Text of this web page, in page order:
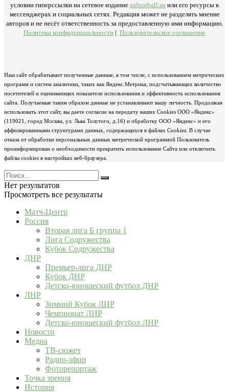
условии гиперссылки на сетевое издание zafootball.su или его ресурсы в
мессенджерах и социальных сетях. Редакция может не разделять мнение
авторов и не несёт ответственность за предоставленную ими информацию.
Политика конфиденциальности | Пользовательское соглашение
Наш сайт обрабатывает полученные данные, в том числе, с использованием метрических
программ и систем аналитики, таких как Яндекс.Метрика, подсчитывающих количество
посетителей и оценивающих показатели использования и эффективность использования
сайта. Получаемые таким образом данные не устанавливают вашу личность. Продолжая
использовать этот сайт, вы даете согласие на передачу ваших Cookies ООО «Яндекс»
(119021, город Москва, ул. Льва Толстого, д.16) и обработку ООО «Яндекс» и его
аффилированными структурами данных, содержащихся в файлах Cookies. В случае
отказа от обработки персональных данных метрической программой Пользователь
проинформирован о необходимости прекратить использование Сайта или отключить
файлы cookies в настройках веб-браузера.
Нет результатов
Просмотреть все результаты
Матч-Центр
Россия
Вторая лига Б группа 1
Лига Содружества
Кубок Содружества
ДНР
Премьер-лига ДНР
Кубок ДНР
Детско-юношеский футбол ДНР
ЛНР
Зимний Кубок ЛНР
Чемпионат ЛНР
Детско-юношеский футбол ЛНР
Новости
Медиа
ТВ-сюжет
Радио-эфир
Фоторепортаж
Точка зрения
История